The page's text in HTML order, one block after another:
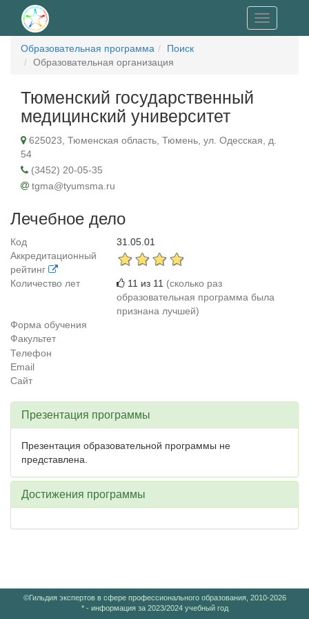
Toggle
navigation
Образовательная программа
Поиск
Образовательная организация
Тюменский государственный
медицинский университет
625023, Тюменская область, Тюмень, ул. Одесская, д.
54
(3452) 20‐05‐35
tgma@tyumsma.ru
Лечебное дело
Код
31.05.01
Аккредитационный
рейтинг
Количество лет
11 из 11 (сколько раз
образовательная программа была
признана лучшей)
Форма обучения
Факультет
Телефон
Email
Сайт
Презентация программы
Презентация образовательной программы не
представлена.
Достижения программы
©Гильдия экспертов в сфере профессионального образования, 2010-2026
* - информация за 2023/2024 учебный год